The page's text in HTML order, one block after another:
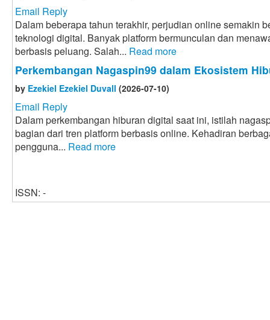
Email Reply
Dalam beberapa tahun terakhir, perjudian online semakin
teknologi digital. Banyak platform bermunculan dan
berbasis peluang. Salah... Read more
Perkembangan Nagaspin99 dalam Ekosistem
by Ezekiel Ezekiel Duvall (2026-07-10)
Email Reply
Dalam perkembangan hiburan digital saat ini, istilah
bagian dari tren platform berbasis online. Kehadiran
pengguna... Read more
ISSN: -